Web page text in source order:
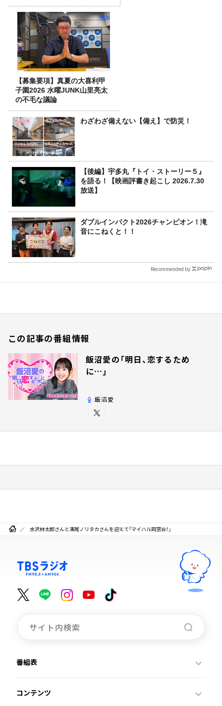
（土）に開催決定！本日より
FC先行受付スタート！
【募集要項】真夏の大喜利甲
子園2026 水曜JUNK山里亮太
の不毛な議論
わざわざ備えない【備え】で防災！
【後編】宇多丸『トイ・ストーリー５』
を語る！【映画評書き起こし 2026.7.30
放送】
ダブルインパクト2026チャンピオン！滝
音にこねくと！！
Recommended by
この記事の番組情報
飯沼愛の「明日、恋するため
に…」
飯沼愛
水沢林太郎さんと濱尾ノリタカさんを迎えて「マイハル同窓会！」
番組表
コンテンツ